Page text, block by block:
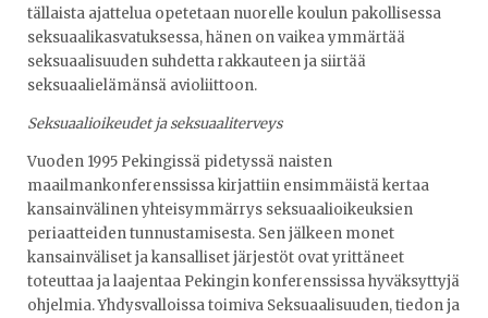
tällaista ajattelua opetetaan nuorelle koulun pakollisessa
seksuaalikasvatuksessa, hänen on vaikea ymmärtää
seksuaalisuuden suhdetta rakkauteen ja siirtää
seksuaalielämänsä avioliittoon.
Seksuaalioikeudet ja seksuaaliterveys
Vuoden 1995 Pekingissä pidetyssä naisten
maailmankonferenssissa kirjattiin ensimmäistä kertaa
kansainvälinen yhteisymmärrys seksuaalioikeuksien
periaatteiden tunnustamisesta. Sen jälkeen monet
kansainväliset ja kansalliset järjestöt ovat yrittäneet
toteuttaa ja laajentaa Pekingin konferenssissa hyväksyttyjä
ohjelmia. Yhdysvalloissa toimiva Seksuaalisuuden, tiedon ja